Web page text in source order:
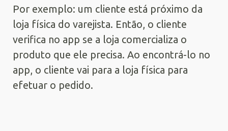
Por exemplo: um cliente está próximo da
loja física do varejista. Então, o cliente
verifica no app se a loja comercializa o
produto que ele precisa. Ao encontrá-lo no
app, o cliente vai para a loja física para
efetuar o pedido.